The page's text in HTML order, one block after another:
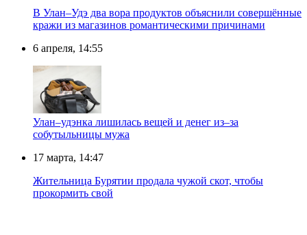
В Улан–Удэ два вора продуктов объяснили совершённые
кражи из магазинов романтическими причинами
6 апреля, 14:55
Улан–удэнка лишилась вещей и денег из–за
собутыльницы мужа
17 марта, 14:47
Жительница Бурятии продала чужой скот, чтобы
прокормить свой